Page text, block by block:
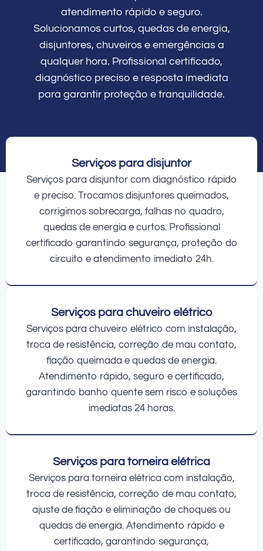
atendimento rápido e seguro.
Solucionamos curtos, quedas de energia,
disjuntores, chuveiros e emergências a
qualquer hora. Profissional certificado,
diagnóstico preciso e resposta imediata
para garantir proteção e tranquilidade.
Serviços para disjuntor
Serviços para disjuntor com diagnóstico rápido
e preciso. Trocamos disjuntores queimados,
corrigimos sobrecarga, falhas no quadro,
quedas de energia e curtos. Profissional
certificado garantindo segurança, proteção do
circuito e atendimento imediato 24h.
Serviços para chuveiro elétrico
Serviços para chuveiro elétrico com instalação,
troca de resistência, correção de mau contato,
fiação queimada e quedas de energia.
Atendimento rápido, seguro e certificado,
garantindo banho quente sem risco e soluções
imediatas 24 horas.
Serviços para torneira elétrica
Serviços para torneira elétrica com instalação,
troca de resistência, correção de mau contato,
ajuste de fiação e eliminação de choques ou
quedas de energia. Atendimento rápido e
certificado, garantindo segurança,